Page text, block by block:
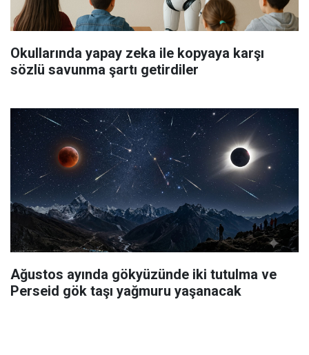
Okullarında yapay zeka ile kopyaya karşı
sözlü savunma şartı getirdiler
Ağustos ayında gökyüzünde iki tutulma ve
Perseid gök taşı yağmuru yaşanacak